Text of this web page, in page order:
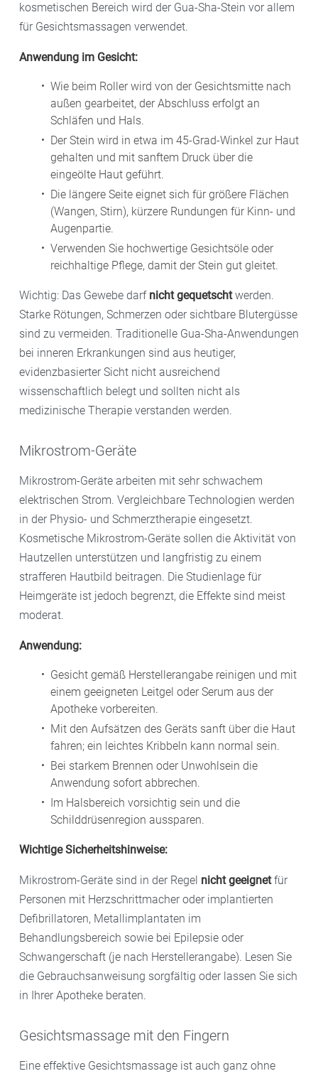
kosmetischen Bereich wird der Gua-Sha-Stein vor allem
für Gesichtsmassagen verwendet.
Anwendung im Gesicht:
Wie beim Roller wird von der Gesichtsmitte nach
außen gearbeitet, der Abschluss erfolgt an
Schläfen und Hals.
Der Stein wird in etwa im 45-Grad-Winkel zur Haut
gehalten und mit sanftem Druck über die
eingeölte Haut geführt.
Die längere Seite eignet sich für größere Flächen
(Wangen, Stirn), kürzere Rundungen für Kinn- und
Augenpartie.
Verwenden Sie hochwertige Gesichtsöle oder
reichhaltige Pflege, damit der Stein gut gleitet.
Wichtig: Das Gewebe darf nicht gequetschtwerden.
Starke Rötungen, Schmerzen oder sichtbare Blutergüsse
sind zu vermeiden. Traditionelle Gua-Sha-Anwendungen
bei inneren Erkrankungen sind aus heutiger,
evidenzbasierter Sicht nicht ausreichend
wissenschaftlich belegt und sollten nicht als
medizinische Therapie verstanden werden.
Mikrostrom-Geräte
Mikrostrom-Geräte arbeiten mit sehr schwachem
elektrischen Strom. Vergleichbare Technologien werden
in der Physio- und Schmerztherapie eingesetzt.
Kosmetische Mikrostrom-Geräte sollen die Aktivität von
Hautzellen unterstützen und langfristig zu einem
strafferen Hautbild beitragen. Die Studienlage für
Heimgeräte ist jedoch begrenzt, die Effekte sind meist
moderat.
Anwendung:
Gesicht gemäß Herstellerangabe reinigen und mit
einem geeigneten Leitgel oder Serum aus der
Apotheke vorbereiten.
Mit den Aufsätzen des Geräts sanft über die Haut
fahren; ein leichtes Kribbeln kann normal sein.
Bei starkem Brennen oder Unwohlsein die
Anwendung sofort abbrechen.
Im Halsbereich vorsichtig sein und die
Schilddrüsenregion aussparen.
Wichtige Sicherheitshinweise:
Mikrostrom-Geräte sind in der Regel nicht geeignetfür
Personen mit Herzschrittmacher oder implantierten
Defibrillatoren, Metallimplantaten im
Behandlungsbereich sowie bei Epilepsie oder
Schwangerschaft (je nach Herstellerangabe). Lesen Sie
die Gebrauchsanweisung sorgfältig oder lassen Sie sich
in Ihrer Apotheke beraten.
Gesichtsmassage mit den Fingern
Eine effektive Gesichtsmassage ist auch ganz ohne